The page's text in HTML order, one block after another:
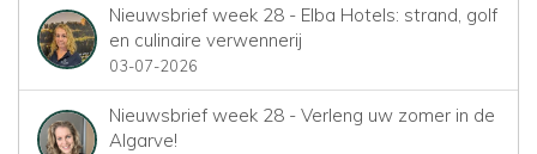
Nieuwsbrief week 28 - Elba Hotels: strand, golf
en culinaire verwennerij
03-07-2026
Nieuwsbrief week 28 - Verleng uw zomer in de
Algarve!